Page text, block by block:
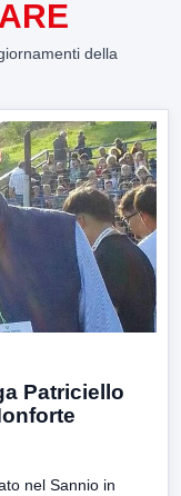
della
Patriciello
nel Sannio in